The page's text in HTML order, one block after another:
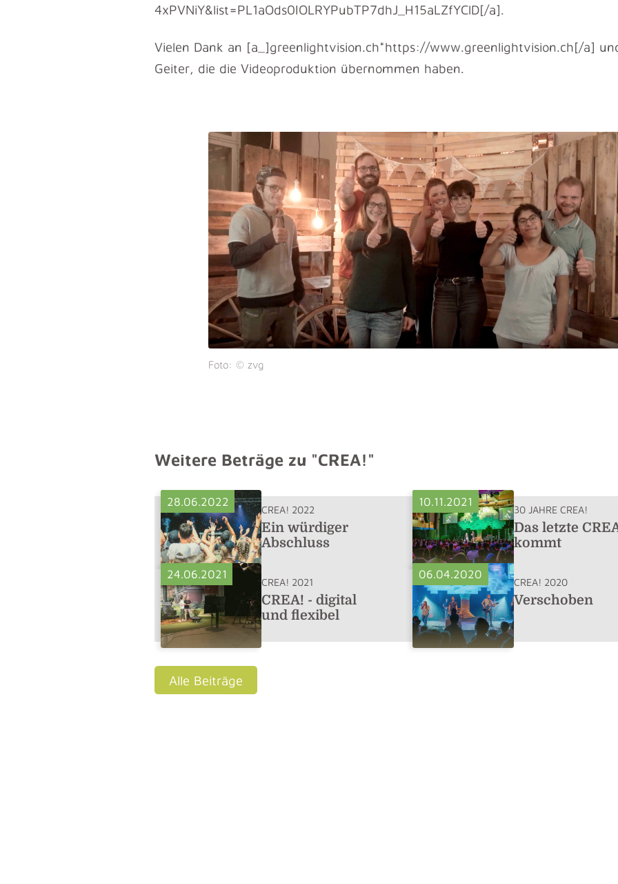
4xPVNiY&list=PL1aOds0IOLRYPubTP7dhJ_H15aLZfYClD[/a].
Vielen Dank an [a_]greenlightvision.ch*https://www.greenlightvision.ch[/a]
Geiter, die die Videoproduktion übernommen haben.
Foto: © zvg
Weitere Beträge zu "CREA!"
28.06.2022
CREA! 2022
Ein würdiger
Abschluss
10.11.2021
30 JAHRE CREA!
Das letzte
kommt
24.06.2021
CREA! 2021
CREA! - digital
und flexibel
06.04.2020
CREA! 2020
Verschoben
Alle Beiträge